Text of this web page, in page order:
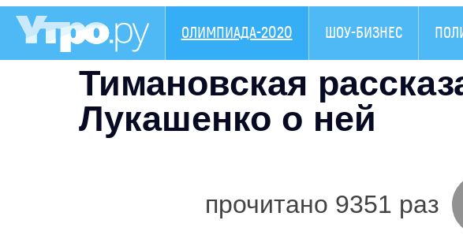
ОЛИМПИАДА-2020 ШОУ-БИЗНЕС
Тимановская
Лукашенко о ней
прочитано 9351 раз